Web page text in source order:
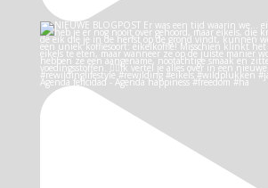
Agenda felicidad - Agenda happiness #freedom #ha